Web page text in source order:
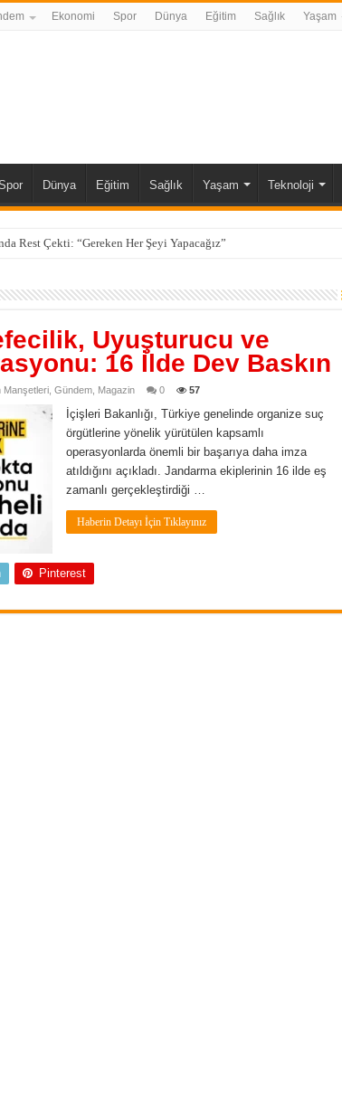
Ekonomi Spor Dünya Eğitim Sağlık Yaşam
Dünya Eğitim Sağlık Yaşam Teknoloji
Rest Çekti: “Gereken Her Şeyi Yapacağız”
Uyuşturucu ve
16 İlde Dev Baskın
Manşetleri, Gündem, Magazin 0 57
İçişleri Bakanlığı, Türkiye genelinde organize suç
örgütlerine yönelik yürütülen kapsamlı
operasyonlarda önemli bir başarıya daha imza
atıldığını açıkladı. Jandarma ekiplerinin 16 ilde eş
zamanlı gerçekleştirdiği …
Haberin Detayı İçin Tıklayınız
Pinterest